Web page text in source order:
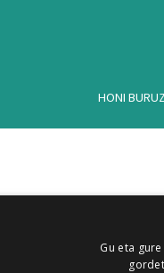
HONI BURUZ
Gu eta